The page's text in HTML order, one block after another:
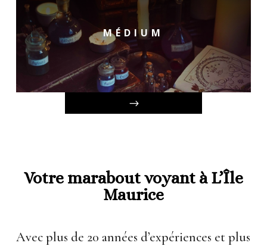
MÉDIUM
Votre marabout voyant à L’Île
Maurice
Avec plus de 20 années d’expériences et plus